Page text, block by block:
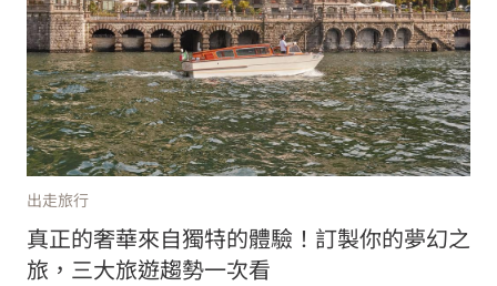
出走旅行
真正的奢華來自獨特的體驗！訂製你的夢幻之
旅，三大旅遊趨勢一次看